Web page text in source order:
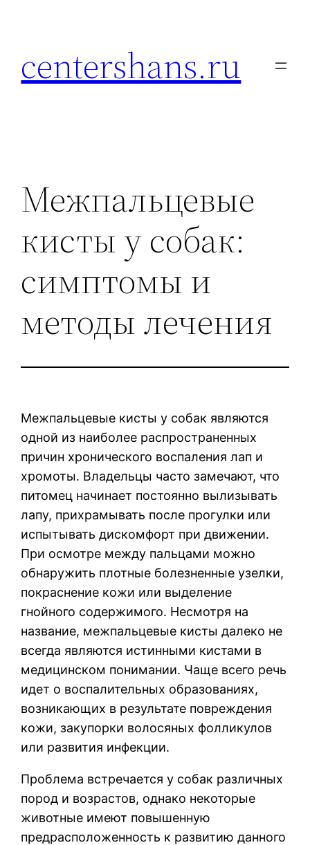
centershans.ru
Межпальцевые
кисты у собак:
симптомы и
методы лечения
Межпальцевые кисты у собак являются
одной из наиболее распространенных
причин хронического воспаления лап и
хромоты. Владельцы часто замечают, что
питомец начинает постоянно вылизывать
лапу, прихрамывать после прогулки или
испытывать дискомфорт при движении.
При осмотре между пальцами можно
обнаружить плотные болезненные узелки,
покраснение кожи или выделение
гнойного содержимого. Несмотря на
название, межпальцевые кисты далеко не
всегда являются истинными кистами в
медицинском понимании. Чаще всего речь
идет о воспалительных образованиях,
возникающих в результате повреждения
кожи, закупорки волосяных фолликулов
или развития инфекции.
Проблема встречается у собак различных
пород и возрастов, однако некоторые
животные имеют повышенную
предрасположенность к развитию данного